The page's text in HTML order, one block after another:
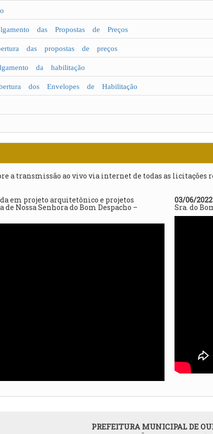
das Propostas de Preços
das propostas de preços
da habilitação
dos Envelopes de Habilitação
a transmissão ao vivo via internet de todas as
em projeto arquitetônico e projetos
Nossa Senhora do Bom Despacho –
03/06/2022
Sra. do
PREFEITURA MUNICIPAL DE